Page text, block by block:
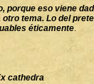
porque eso viene
tema. Lo del
éticamente.
cathedra